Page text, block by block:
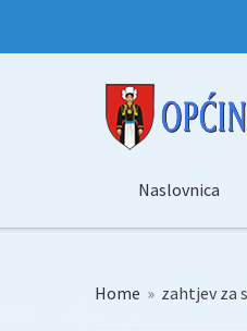
Naslovnica
Home » zahtjev za